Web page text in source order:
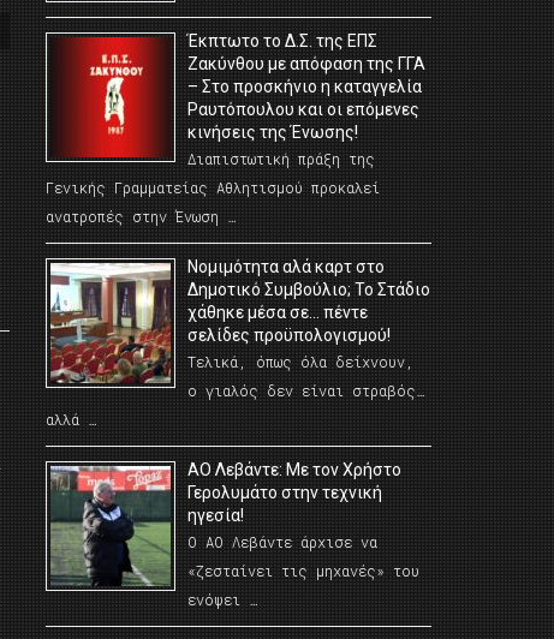
Έκπτωτο το Δ.Σ. της ΕΠΣ
Ζακύνθου με απόφαση της ΓΓΑ
– Στο προσκήνιο η καταγγελία
Ραυτόπουλου και οι επόμενες
κινήσεις της Ένωσης!
Διαπιστωτική πράξη της
Γενικής Γραμματείας Αθλητισμού προκαλεί
ανατροπές στην Ένωση …
Νομιμότητα αλά καρτ στο
Δημοτικό Συμβούλιο; Το Στάδιο
χάθηκε μέσα σε… πέντε
σελίδες προϋπολογισμού!
Τελικά, όπως όλα δείχνουν,
ο γιαλός δεν είναι στραβός…
αλλά …
ΑΟ Λεβάντε: Με τον Χρήστο
Γερολυμάτο στην τεχνική
ηγεσία!
Ο ΑΟ Λεβάντε άρχισε να
«ζεσταίνει τις μηχανές» του
ενόψει …